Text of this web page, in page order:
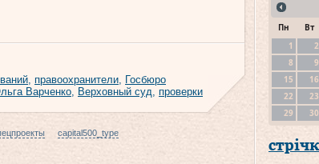
, правоохранители, Госбюро
Варченко, Верховный суд, проверки
capital500_type
Пн Вт
1
2
8
9
15
16
22
23
29
30